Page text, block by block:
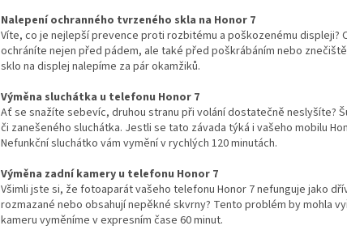
Nalepení ochranného tvrzeného skla na Honor 7
Víte, co je nejlepší prevence proti rozbitému a poškozenému displeji?
ochráníte nejen před pádem, ale také před poškrábáním nebo
sklo na displej nalepíme za pár okamžiků.
Výměna sluchátka u telefonu Honor 7
Ať se snažíte sebevíc, druhou stranu při volání dostatečně neslyšíte?
či zanešeného sluchátka. Jestli se tato závada týká i vašeho mobilu
Nefunkční sluchátko vám vymění v rychlých 120 minutách.
Výměna zadní kamery u telefonu Honor 7
Všimli jste si, že fotoaparát vašeho telefonu Honor 7 nefunguje jako
rozmazané nebo obsahují nepěkné skvrny? Tento problém by mohla
kameru vyměníme v expresním čase 60 minut.